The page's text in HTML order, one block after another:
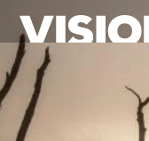
Aller
contenu
principal